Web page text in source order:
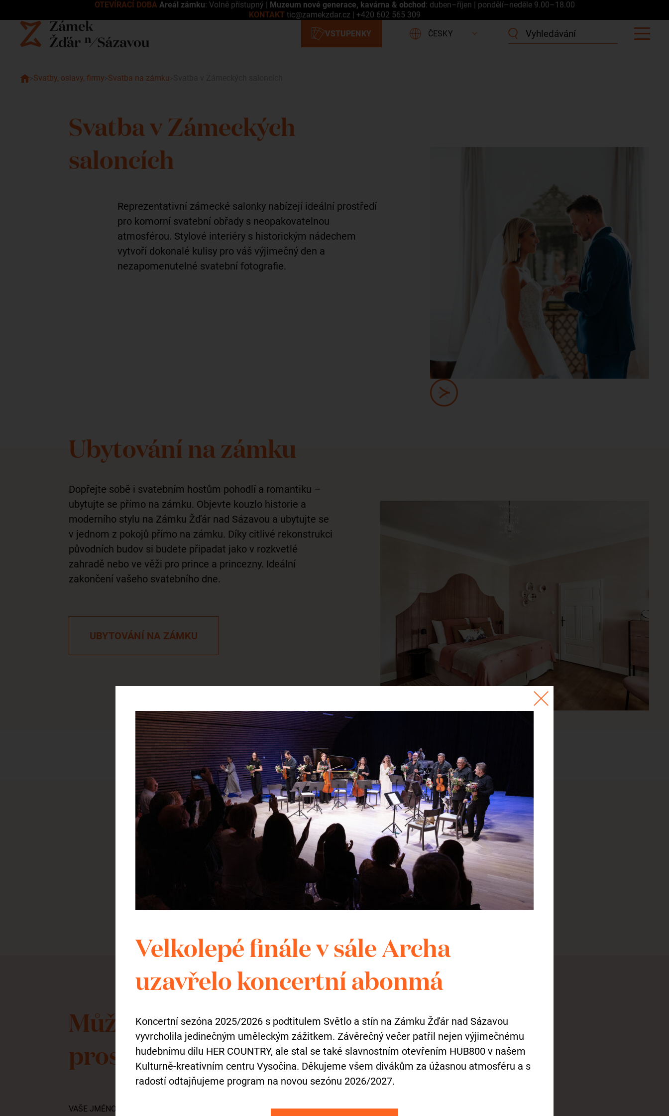
OTEVÍRACÍ DOBA Areál zámku: Volně přístupný | Muzeum nové generace, kavárna & obchod: duben–říjen | pondělí–neděle 9.00–18.00
KONTAKT tic@zamekzdar.cz | +420 602 565 309
Svatby, oslavy, firmy Svatba na zámku
Svatba v Zámeckých
saloncích
Reprezentativní zámecké salonky nabízejí ideální prostředí
pro komorní svatební obřady s neopakovatelnou
atmosférou. Stylové interiéry s historickým nádechem
vytvoří dokonalé kulisy pro váš výjimečný den a
nezapomenutelné svatební fotografie.
Ubytování na zámku
Dopřejte sobě i svatebním hostům pohodlí a romantiku –
ubytujte se přímo na zámku. Objevte kouzlo historie a
moderního stylu na Zámku Žďár nad Sázavou a ubytujte se
v jednom z pokojů přímo na zámku. Díky citlivé rekonstrukci
původních budov si budete připadat jako v rozkvetlé
zahradě nebo ve věži pro prince a princezny. Ideální
zakončení vašeho svatebního dne.
UBYTOVÁNÍ NA ZÁMKU
Potřebujete poradit? Napište, nebo
Silvie Holečková
Svatební koordinátorka
+420 603 847 803
holeckova@zamekzdar.cz
Můžete nám také zanechat zprávu
prostřednictvím formuláře
VAŠE JMÉNO TELEFON
Velkolepé finále v sále Archa
uzavřelo koncertní abonmá
Koncertní sezóna 2025/2026 s podtitulem Světlo a stín na Zámku Žďár nad Sázavou
vyvrcholila jedinečným uměleckým zážitkem. Závěrečný večer patřil nejen výjimečnému
hudebnímu dílu HER COUNTRY, ale stal se také slavnostním otevřením HUB800 v našem
Kulturně-kreativním centru Vysočina. Děkujeme všem divákům za úžasnou atmosféru a s
radostí odtajňujeme program na novou sezónu 2026/2027.